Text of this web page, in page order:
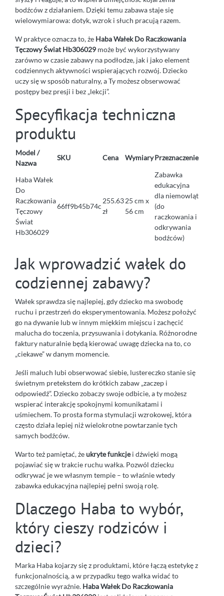
bodźców z działaniem. Dzięki temu zabawa staje się
wielowymiarowa: dotyk, wzrok i słuch pracują razem.
W praktyce oznacza to, że Haba Wałek Do Raczkowania
Tęczowy Świat Hb306029 może być wykorzystywany
zarówno w czasie zabawy na podłodze, jak i jako element
codziennych aktywności wspierających rozwój. Dziecko
uczy się w sposób naturalny, a Ty możesz obserwować
postępy bez presji i bez „lekcji”.
Specyfikacja techniczna
produktu
Model /
Nazwa
SKU Cena WymiaryPrzeznaczenie
Haba Wałek
Do
Raczkowania
Tęczowy
Świat
Hb306029
66ff9b45b74c
255.63
zł
25 cm x
56 cm
Zabawka
edukacyjna
dla niemowląt
(do
raczkowania i
odkrywania
bodźców)
Jak wprowadzić wałek do
codziennej zabawy?
Wałek sprawdza się najlepiej, gdy dziecko ma swobodę
ruchu i przestrzeń do eksperymentowania. Możesz położyć
go na dywanie lub w innym miękkim miejscu i zachęcić
malucha do toczenia, przysuwania i dotykania. Różnorodne
faktury naturalnie będą kierować uwagę dziecka na to, co
„ciekawe” w danym momencie.
Jeśli maluch lubi obserwować siebie, lustereczko stanie się
świetnym pretekstem do krótkich zabaw „zaczep i
odpowiedź”. Dziecko zobaczy swoje odbicie, a ty możesz
wspierać interakcję spokojnymi komunikatami i
uśmiechem. To prosta forma stymulacji wzrokowej, która
często działa lepiej niż wielokrotne powtarzanie tych
samych bodźców.
Warto też pamiętać, żeukryte funkcjei dźwięki mogą
pojawiać się w trakcie ruchu wałka. Pozwól dziecku
odkrywać je we własnym tempie – to właśnie wtedy
zabawka edukacyjna najlepiej pełni swoją rolę.
Dlaczego Haba to wybór,
który cieszy rodziców i
dzieci?
Marka Haba kojarzy się z produktami, które łączą estetykę z
funkcjonalnością, a w przypadku tego wałka widać to
szczególnie wyraźnie. Haba Wałek Do Raczkowania